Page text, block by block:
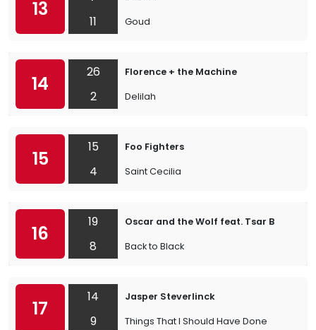
13
11
Goud
14
26
2
Florence + the Machine
Delilah
15
15
4
Foo Fighters
Saint Cecilia
16
19
8
Oscar and the Wolf feat. Tsar B
Back to Black
17
14
9
Jasper Steverlinck
Things That I Should Have Done